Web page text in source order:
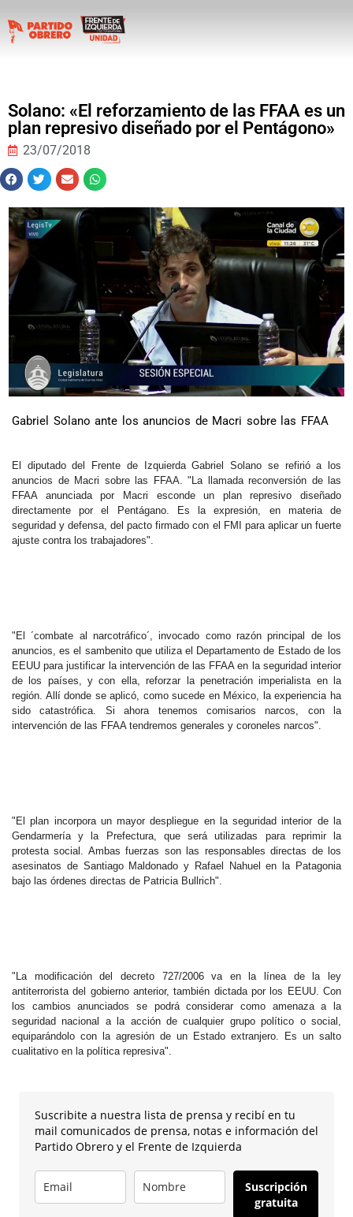
Solano: «El reforzamiento de las FFAA es un
plan represivo diseñado por el Pentágono»
23/07/2018
Gabriel Solano ante los anuncios de Macri sobre las FFAA
El diputado del Frente de Izquierda Gabriel Solano se refirió a los
anuncios de Macri sobre las FFAA. "La llamada reconversión de las
FFAA anunciada por Macri esconde un plan represivo diseñado
directamente por el Pentágano. Es la expresión, en materia de
seguridad y defensa, del pacto firmado con el FMI para aplicar un fuerte
ajuste contra los trabajadores".
"El ´combate al narcotráfico´, invocado como razón principal de los
anuncios, es el sambenito que utiliza el Departamento de Estado de los
EEUU para justificar la intervención de las FFAA en la seguridad interior
de los países, y con ella, reforzar la penetración imperialista en la
región. Allí donde se aplicó, como sucede en México, la experiencia ha
sido catastrófica. Si ahora tenemos comisarios narcos, con la
intervención de las FFAA tendremos generales y coroneles narcos".
"El plan incorpora un mayor despliegue en la seguridad interior de la
Gendarmería y la Prefectura, que será utilizadas para reprimir la
protesta social. Ambas fuerzas son las responsables directas de los
asesinatos de Santiago Maldonado y Rafael Nahuel en la Patagonia
bajo las órdenes directas de Patricia Bullrich".
"La modificación del decreto 727/2006 va en la línea de la ley
antiterrorista del gobierno anterior, también dictada por los EEUU. Con
los cambios anunciados se podrá considerar como amenaza a la
seguridad nacional a la acción de cualquier grupo político o social,
equiparándolo con la agresión de un Estado extranjero. Es un salto
cualitativo en la política represiva".
Suscribite a nuestra lista de prensa y recibí en tu
mail comunicados de prensa, notas e información del
Partido Obrero y el Frente de Izquierda
Suscripción
gratuita